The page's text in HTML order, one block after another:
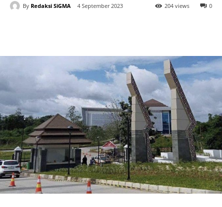
By Redaksi SiGMA 4 September 2023 0
204 views